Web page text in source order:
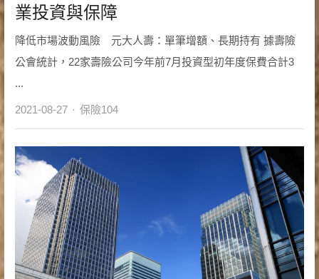
業投資與保障
降低市場波動風險 元大人壽：單筆增額、長期持有 據壽險
公會統計，22家壽險公司今年前7月投資型初年度保費合計3
...
2021-08-27 Author
保險104